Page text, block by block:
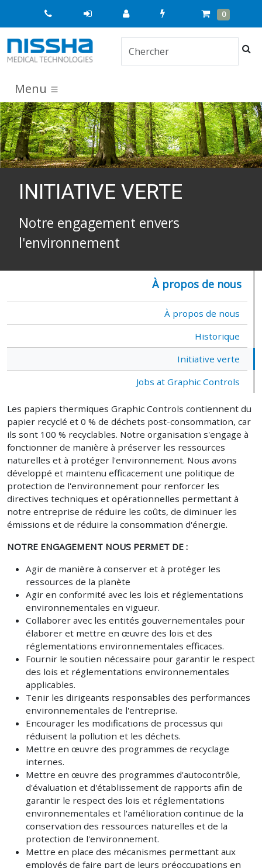
Quick
Order
Cart
0 Items
Menu
INITIATIVE VERTE
Notre engagement envers
l'environnement
À propos de nous
À propos de nous
Historique
Initiative verte
Jobs at Graphic Controls
Les papiers thermiques Graphic Controls contiennent du
papier recyclé et 0 % de déchets post-consommation, car
ils sont 100 % recyclables. Notre organisation s'engage à
fonctionner de manière à préserver les ressources
naturelles et à protéger l'environnement. Nous avons
développé et maintenu efficacement une politique de
protection de l'environnement pour renforcer les
directives techniques et opérationnelles permettant à
notre entreprise de réduire les coûts, de diminuer les
émissions et de réduire la consommation d'énergie.
NOTRE ENGAGEMENT NOUS PERMET DE :
Agir de manière à conserver et à protéger les
ressources de la planète
Agir en conformité avec les lois et réglementations
environnementales en vigueur.
Collaborer avec les entités gouvernementales pour
élaborer et mettre en œuvre des lois et des
réglementations environnementales efficaces.
Fournir le soutien nécessaire pour garantir le respect
des lois et réglementations environnementales
applicables.
Tenir les dirigeants responsables des performances
environnementales de l'entreprise.
Encourager les modifications de processus qui
réduisent la pollution et les déchets.
Mettre en œuvre des programmes de recyclage
internes.
Mettre en œuvre des programmes d'autocontrôle,
d'évaluation et d'établissement de rapports afin de
garantir le respect des lois et réglementations
environnementales et l'amélioration continue de la
conservation des ressources naturelles et de la
protection de l'environnement.
Mettre en place des mécanismes permettant aux
employés de faire part de leurs préoccupations en